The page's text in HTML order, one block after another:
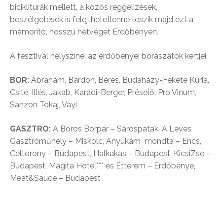
biciklitúrák mellett, a közös reggelizések,
beszélgetések is felejthetetlenné teszik majd ezt a
mámorító, hosszú hétvégét Erdőbényén.
A fesztivál helyszínei az erdőbényei borászatok kertjei.
BOR: Ábrahám, Bardon, Béres, Budaházy-Fekete Kúria,
Csite, Illés, Jakab, Karádi-Berger, Préselő, Pro Vinum,
Sanzon Tokaj, Vayi
GASZTRO: A Boros Borpár – Sárospatak, A Leves
Gasztróműhely – Miskolc, Anyukám mondta – Encs,
Céltorony – Budapest, Halkakas – Budapest, KicsiZso –
Budapest, Magita Hotel*** és Étterem – Erdőbénye,
Meat&Sauce – Budapest